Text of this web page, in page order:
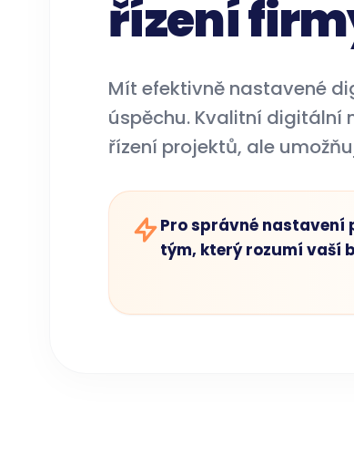
řízení
Mít efektivně nastavené
úspěchu. Kvalitní digitální
řízení projektů, ale
Pro správné nastavení
tým, který rozumí vaší